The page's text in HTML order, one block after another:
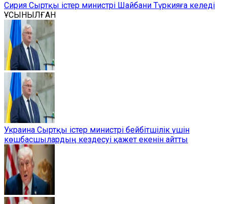
Сирия Сыртқы істер министрі Шайбани Түркияға келеді
ҰСЫНЫЛҒАН
Украина Сыртқы істер министрі бейбітшілік үшін
көшбасшылардың кездесуі қажет екенін айтты